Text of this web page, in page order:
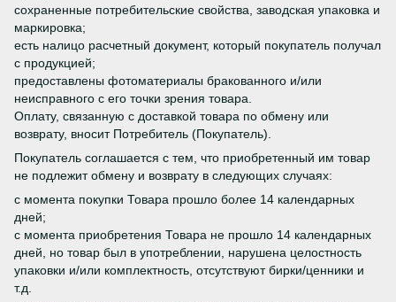
сохраненные потребительские свойства, заводская упаковка и
маркировка;
есть налицо расчетный документ, который покупатель получал
с продукцией;
предоставлены фотоматериалы бракованного и/или
неисправного с его точки зрения товара.
Оплату, связанную с доставкой товара по обмену или
возврату, вносит Потребитель (Покупатель).
Покупатель соглашается с тем, что приобретенный им товар
не подлежит обмену и возврату в следующих случаях:
с момента покупки Товара прошло более 14 календарных
дней;
с момента приобретения Товара не прошло 14 календарных
дней, но товар был в употреблении, нарушена целостность
упаковки и/или комплектность, отсутствуют бирки/ценники и
т.д.